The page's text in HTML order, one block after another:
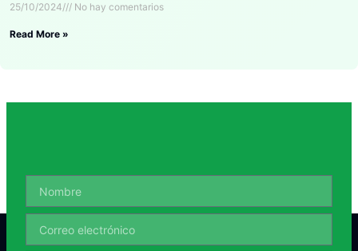
25/10/2024 No hay comentarios
Read More »